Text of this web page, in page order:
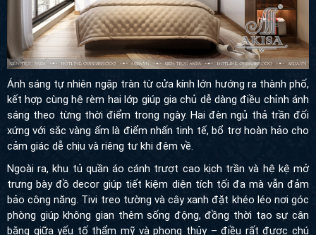
Ánh sáng tự nhiên ngập tràn từ cửa kính lớn hướng ra thành phố,
kết hợp cùng hệ rèm hai lớp giúp gia chủ dễ dàng điều chỉnh ánh
sáng theo từng thời điểm trong ngày. Hai đèn ngủ thả trần đối
xứng với sắc vàng ấm là điểm nhấn tinh tế, bổ trợ hoàn hảo cho
cảm giác dễ chịu và riêng tư khi đêm về.
Ngoài ra, khu tủ quần áo cánh trượt cao kịch trần và hệ kệ mở
trưng bày đồ decor giúp tiết kiệm diện tích tối đa mà vẫn đảm bảo
công năng. Tivi treo tường và cây xanh đặt khéo léo nơi góc
phòng giúp không gian thêm sống động, đồng thời tạo sự cân